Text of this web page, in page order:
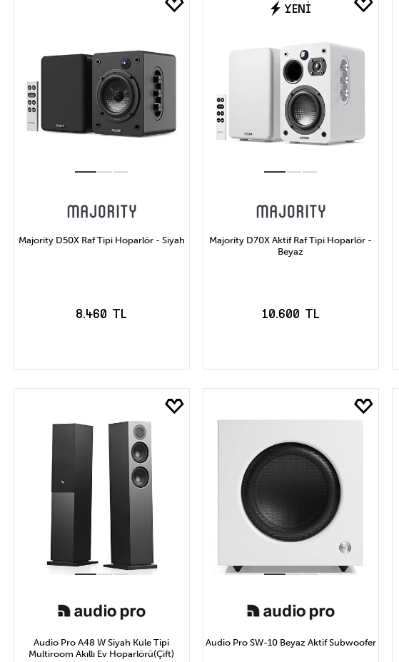
Majority D50X Raf Tipi Hoparlör - Siyah
8.460 TL
SEPETE EKLE
YENİ
Majority D70X Aktif Raf Tipi Hoparlör -
Beyaz
10.600 TL
SEPETE EKLE
Audio Pro A48 W Siyah Kule Tipi
Multiroom Akıllı Ev Hoparlörü(Çift)
Audio Pro SW-10 Beyaz Aktif Subwoofer